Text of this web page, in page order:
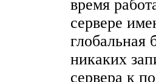
время
сервере
глобальная
никаких
сервера к